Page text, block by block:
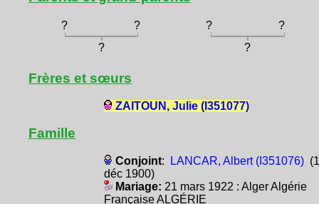
? ? ?
?
?
?
Frères et sœurs
ZAITOUN, Julie (I351077)
Famille
Conjoint: LANCAR, Albert (I351076)
déc 1900)
Mariage: 21 mars 1922 : Alger Algérie
Française ALGÉRIE